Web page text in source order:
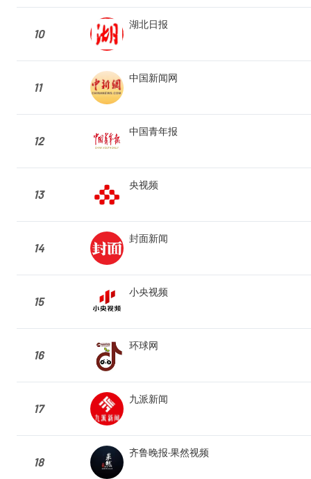
10
湖北日报
11
中国新闻网
12
中国青年报
13
央视频
14
封面新闻
15
小央视频
16
环球网
17
九派新闻
18
齐鲁晚报·果然视频